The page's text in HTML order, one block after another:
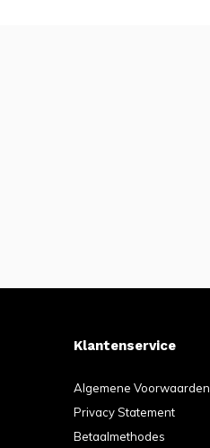
Klantenservice
Algemene Voorwaarden
Privacy Statement
Betaalmethodes